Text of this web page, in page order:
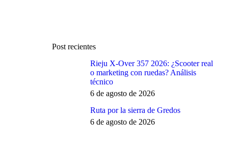
Post recientes
Rieju X-Over 357 2026: ¿Scooter real
o marketing con ruedas? Análisis
técnico
6 de agosto de 2026
Ruta por la sierra de Gredos
6 de agosto de 2026